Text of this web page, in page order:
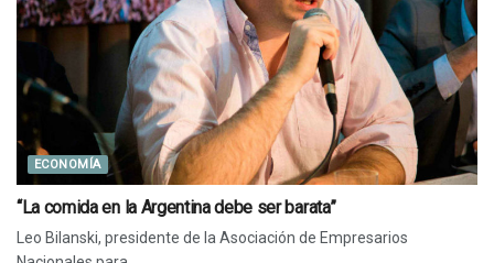
ECONOMÍA
“La comida en la Argentina debe ser barata”
Leo Bilanski, presidente de la Asociación de Empresarios